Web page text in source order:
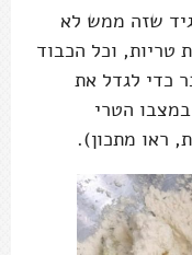
שזה ממש לא
טריות, וכל הכבוד
כדי לגדל את
הטרי
ראו מתכון).